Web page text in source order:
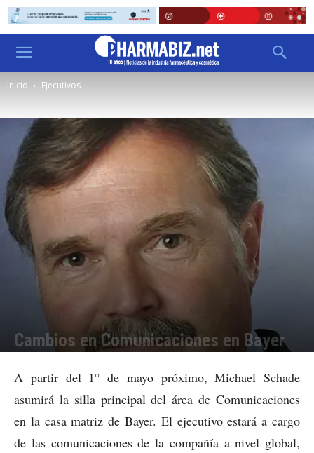
Inicio Ejecutivos
Cambios en Comunicaciones en Bayer
A partir del 1° de mayo próximo, Michael Schade
asumirá la silla principal del área de Comunicaciones
en la casa matriz de Bayer. El ejecutivo estará a cargo
de las comunicaciones de la compañía a nivel global,